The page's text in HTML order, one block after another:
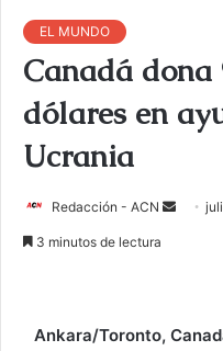
EL MUNDO
Canadá
dólares en
Ucrania
Redacción - ACN
r
3 minutos de lectura
Ankara/Toronto,